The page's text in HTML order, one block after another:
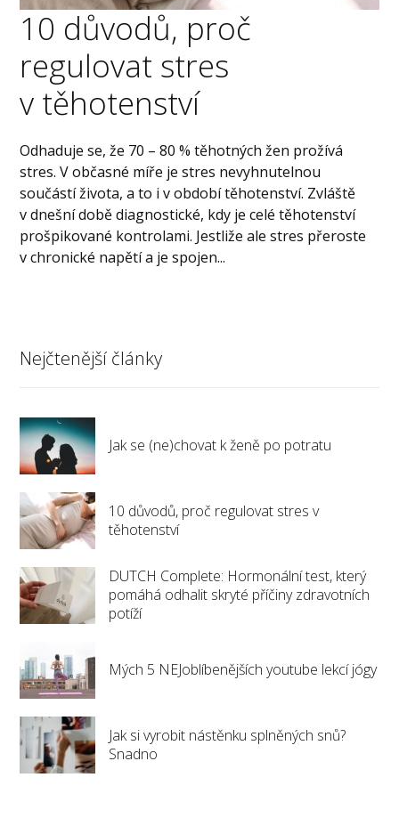
10 důvodů, proč
regulovat stres
v těhotenství
Odhaduje se, že 70 – 80 % těhotných žen prožívá
stres. V občasné míře je stres nevyhnutelnou
součástí života, a to i v období těhotenství. Zvláště
v dnešní době diagnostické, kdy je celé těhotenství
prošpikované kontrolami. Jestliže ale stres přeroste
v chronické napětí a je spojen...
Nejčtenější články
Jak se (ne)chovat k ženě po potratu
10 důvodů, proč regulovat stres v
těhotenství
DUTCH Complete: Hormonální test, který
pomáhá odhalit skryté příčiny zdravotních
potíží
Mých 5 NEJoblíbenějších youtube lekcí jógy
Jak si vyrobit nástěnku splněných snů?
Snadno